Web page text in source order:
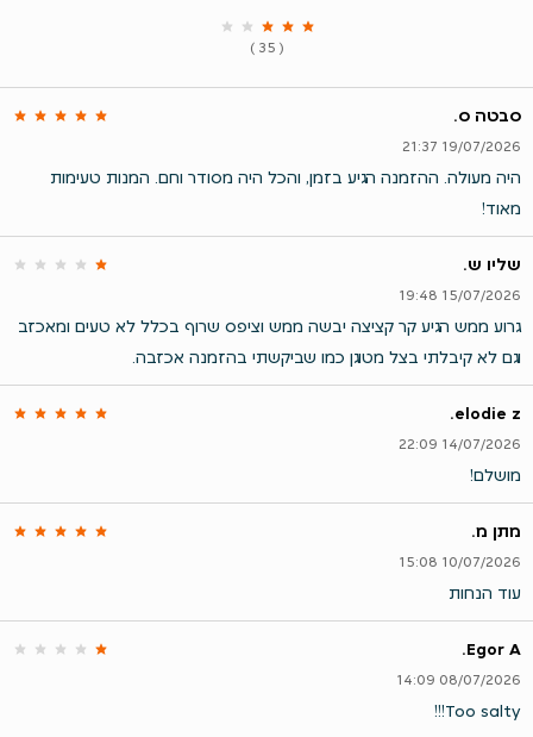
( 35 )
סבטה ס.
19/07/2026 21:37
היה מעולה. ההזמנה הגיע בזמן, והכל היה מסודר וחם. המנות טעימות
מאוד!
שליו ש.
15/07/2026 19:48
גרוע ממש הגיע קר קציצה יבשה ממש וציפס שרוף בכלל לא טעים ומאכזב
וגם לא קיבלתי בצל מטוגן כמו שביקשתי בהזמנה אכזבה.
elodie z.
14/07/2026 22:09
מושלם!
מתן מ.
10/07/2026 15:08
‏עוד הנחות
Egor A.
08/07/2026 14:09
Too salty!!!